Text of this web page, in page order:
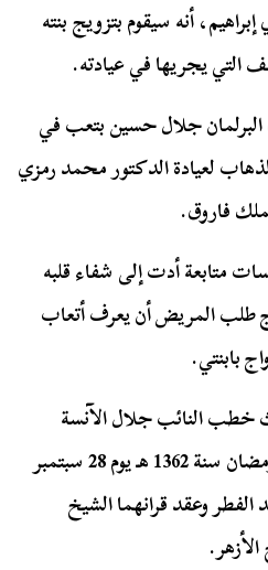
أنه سيقوم بتزويج بنته
يجريها في عيادته.
جلال حسين بتعب في
لعيادة الدكتور محمد رمزي
فاروق.
متابعة أدت إلى شفاء قلبه
طلب المريض أن يعرف أتعاب
بابنتي.
النائب جلال الآنسة
إخلاص محمد رمزي يوم 28 رمضان سنة 1362 هـ يوم 28 سبتمبر
عيد الفطر وعقد قرانهما الشيخ